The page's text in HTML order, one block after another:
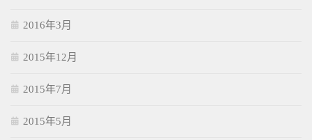
2016年3月
2015年12月
2015年7月
2015年5月